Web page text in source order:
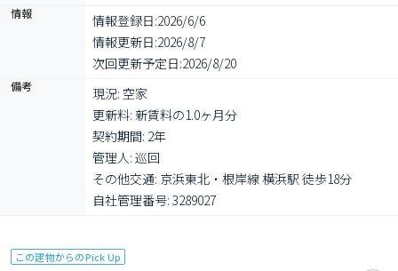
情報 情報登録日:2026/6/6
情報更新日:2026/8/7
次回更新予定日:2026/8/20
備考
現況: 空家
更新料: 新賃料の1.0ヶ月分
契約期間: 2年
管理人: 巡回
その他交通: 京浜東北・根岸線 横浜駅 徒歩18分
自社管理番号: 3289027
この建物からのPick Up